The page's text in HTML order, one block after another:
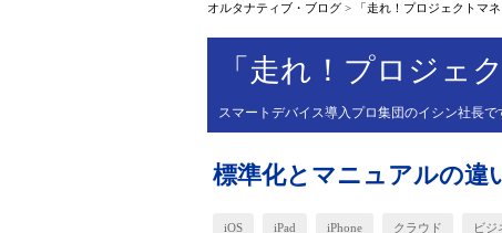
オルタナティブ・ブログ > 「走れ！プロジェクトマネ
「走れ！プロジェ
スマートデバイス導入プロ集団のイシン社長で
標準化とマニュアルの違
iOS iPad iPhone クラウド ビジ